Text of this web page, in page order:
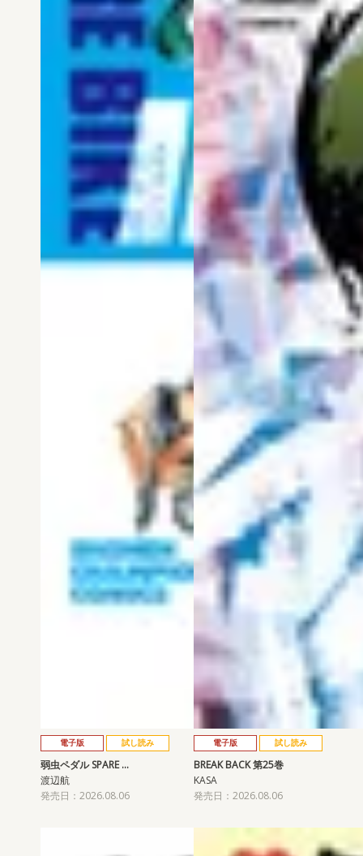
電子版 試し読み
弱虫ペダル SPARE …
渡辺航
発売日：2026.08.06
電子版 試し読み
BREAK BACK 第25巻
KASA
発売日：2026.08.06